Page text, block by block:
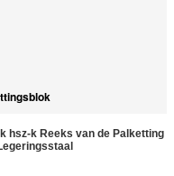
hsz-k Reeks van de Palketting